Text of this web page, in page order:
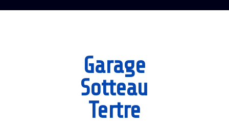
Garage
Sotteau
Tertre